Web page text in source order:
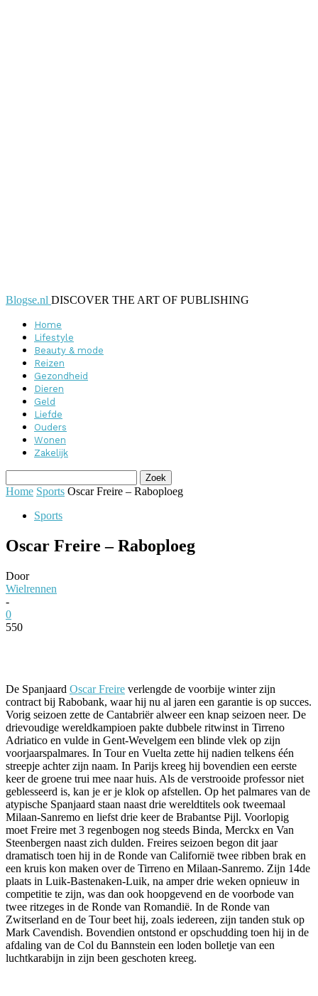
Blogse.nl DISCOVER THE ART OF PUBLISHING
Home
Lifestyle
Beauty & mode
Reizen
Gezondheid
Dieren
Geld
Liefde
Ouders
Wonen
Zakelijk
Home Sports Oscar Freire – Raboploeg
Sports
Oscar Freire – Raboploeg
Door
Wielrennen
-
0
550
De Spanjaard Oscar Freire verlengde de voorbije winter zijn
contract bij Rabobank, waar hij nu al jaren een garantie is op succes.
Vorig seizoen zette de Cantabriër alweer een knap seizoen neer. De
drievoudige wereldkampioen pakte dubbele ritwinst in Tirreno
Adriatico en vulde in Gent-Wevelgem een blinde vlek op zijn
voorjaarspalmares. In Tour en Vuelta zette hij nadien telkens één
streepje achter zijn naam. In Parijs kreeg hij bovendien een eerste
keer de groene trui mee naar huis. Als de verstrooide professor niet
geblesseerd is, kan je er je klok op afstellen. Op het palmares van de
atypische Spanjaard staan naast drie wereldtitels ook tweemaal
Milaan-Sanremo en liefst drie keer de Brabantse Pijl. Voorlopig
moet Freire met 3 regenbogen nog steeds Binda, Merckx en Van
Steenbergen naast zich dulden. Freires seizoen begon dit jaar
dramatisch toen hij in de Ronde van Californië twee ribben brak en
een kruis kon maken over de Tirreno en Milaan-Sanremo. Zijn 14de
plaats in Luik-Bastenaken-Luik, na amper drie weken opnieuw in
competitie te zijn, was dan ook hoopgevend en de voorbode van
twee ritzeges in de Ronde van Romandië. In de Ronde van
Zwitserland en de Tour beet hij, zoals iedereen, zijn tanden stuk op
Mark Cavendish. Bovendien ontstond er opschudding toen hij in de
afdaling van de Col du Bannstein een loden bolletje van een
luchtkarabijn in zijn been geschoten kreeg.